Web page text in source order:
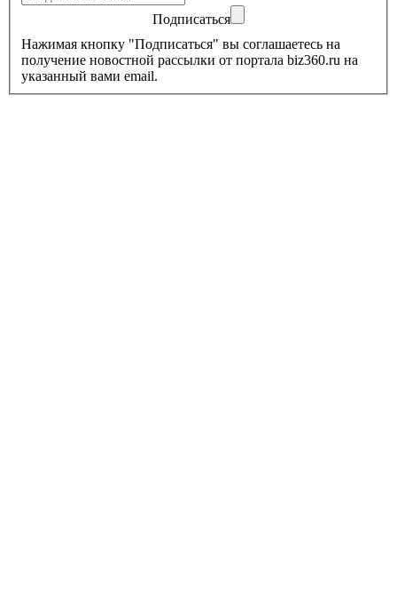
Подписаться
Нажимая кнопку "Подписаться" вы соглашаетесь на
получение новостной рассылки от портала biz360.ru на
указанный вами email.